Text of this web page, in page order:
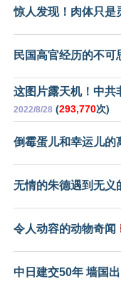
惊人发现！肉体只是
民国高官经历的不可
这图片露天机！中共
2022/8/28 (293,770次)
倒霉蛋儿和幸运儿的
无情的朱德遇到无义
令人动容的动物奇闻
中日建交50年 墙国出